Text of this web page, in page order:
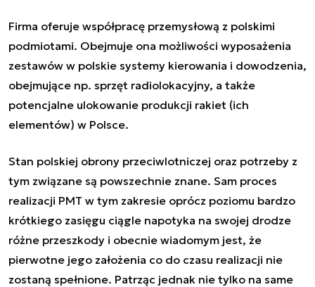
Firma oferuje współpracę przemysłową z polskimi
podmiotami. Obejmuje ona możliwości wyposażenia
zestawów w polskie systemy kierowania i dowodzenia,
obejmujące np. sprzęt radiolokacyjny, a także
potencjalne ulokowanie produkcji rakiet (ich
elementów) w Polsce.
Stan polskiej obrony przeciwlotniczej oraz potrzeby z
tym związane są powszechnie znane. Sam proces
realizacji PMT w tym zakresie oprócz poziomu bardzo
krótkiego zasięgu ciągle napotyka na swojej drodze
różne przeszkody i obecnie wiadomym jest, że
pierwotne jego założenia co do czasu realizacji nie
zostaną spełnione. Patrząc jednak nie tylko na same